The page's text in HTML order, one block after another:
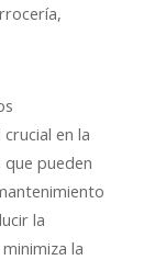
en la
pueden
la
la